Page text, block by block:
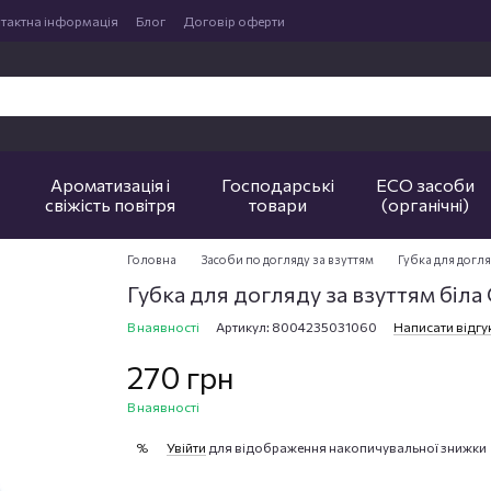
інформація Блог Договір оферти
Ароматизація і
свіжість повітря
Господарські
товари
ECO засоби
(органічні)
Головна Засоби по догляду за взуттям Губка для
Губка для догляду за взуттям
В наявності Артикул: 8004235031060 Написати
270 грн
В наявності
% Увійти для відображення накопичувальної знижки